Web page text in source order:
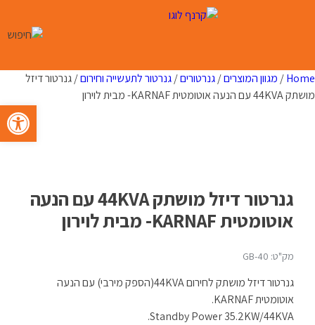
פתח
Home
/ מגוון המוצרים/גנרטורים/גנרטור לתעשייה וחירום/ גנרטור דיזל
מושתק 44KVA עם הנעה אוטומטית KARNAF- מבית לוירון
גנרטור דיזל מושתק 44KVA עם הנעה
אוטומטית KARNAF- מבית לוירון
מק"ט: GB-40
גנרטור דיזל מושתק לחירום 44KVA(הספק מירבי) עם הנעה
אוטומטית KARNAF.
Standby Power 35.2KW/44KVA.